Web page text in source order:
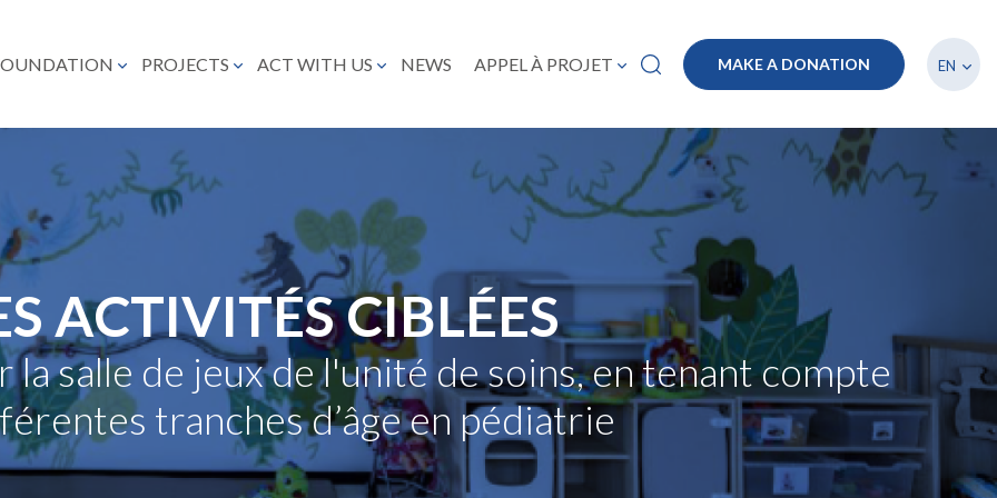
PROJECTS ACT WITH US NEWS APPEL À PROJET MAKE A DONATION EN
List
ACTIVITÉS CIBLÉES
salle de jeux de l'unité de soins, en tenant compte
tranches d’âge en pédiatrie